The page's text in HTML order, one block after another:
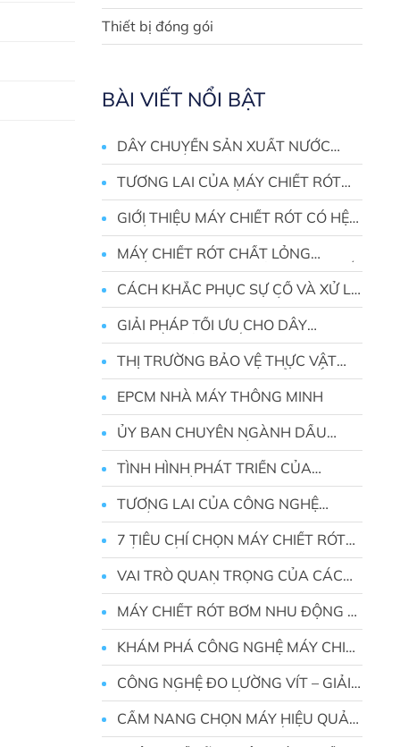
Thiết bị đóng gói
BÀI VIẾT NỔI BẬT
DÂY CHUYỀN SẢN XUẤT NƯỚC
TINH KHIẾT – GIẢI PHÁP CHÌA
KHÓA TRAO TAY
TƯƠNG LAI CỦA MÁY CHIẾT RÓT
TÍCH HỢP HỆ THỐNG THỊ GIÁC
GIỚI THIỆU MÁY CHIẾT RÓT CÓ HỆ
THỐNG THỊ GIÁC 200L
MÁY CHIẾT RÓT CHẤT LỎNG
CHỐNG ĂN MÒN – GIẢI PHÁP CHIẾT
RÓT BỀN BỈ CHO MÔI TRƯỜNG HÓA
CHẤT KHẮC NGHIỆT
CÁCH KHẮC PHỤC SỰ CỐ VÀ XỬ LÝ
RÒ RỈ TRONG MÁY CHIẾT RÓT HÓA
CHẤT
GIẢI PHÁP TỐI ƯU CHO DÂY
CHUYỀN SẢN XUẤT RƯỢU VANG
THỊ TRƯỜNG BẢO VỆ THỰC VẬT
NĂM 2025 SẼ CÓ CHUYỂN BIẾN
TÍCH CỰC
EPCM NHÀ MÁY THÔNG MINH
ỦY BAN CHUYÊN NGÀNH DẦU
NHỜN TRUNG QUỐC ĐƯỢC THÀNH
LẬP
TÌNH HÌNH PHÁT TRIỂN CỦA
NGÀNH DẦU BÔI TRƠN TẠI TRUNG
QUỐC NĂM 2023
TƯƠNG LAI CỦA CÔNG NGHỆ
CHIẾT RÓT TỰ ĐỘNG
7 TIÊU CHÍ CHỌN MÁY CHIẾT RÓT
TỐT NHẤT
VAI TRÒ QUAN TRỌNG CỦA CÁC
NHÀ SẢN XUẤT MÁY ĐÓNG GÓI
MÁY CHIẾT RÓT BƠM NHU ĐỘNG –
GIẢI PHÁP NÂNG CAO ĐỘ CHÍNH
XÁC TRONG XỬ LÝ CHẤT LỎNG
KHÁM PHÁ CÔNG NGHỆ MÁY CHIẾT
BỘT BÁN TỰ ĐỘNG
CÔNG NGHỆ ĐO LƯỜNG VÍT – GIẢI
PHÁP TỐI ƯU CHẤT LƯỢNG TRONG
SẢN XUẤT CÔNG NGHIỆP
CẨM NANG CHỌN MÁY HIỆU QUẢ
CHO CÁC NHÀ SẢN XUẤT